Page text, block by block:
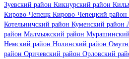
Зуевский район Кикнурский район
Кирово-Чепецк Кирово-Чепецкий район
Котельничский район Куменский район
район Малмыжский район
Немский район Нолинский район
район Оричевский район Орловский